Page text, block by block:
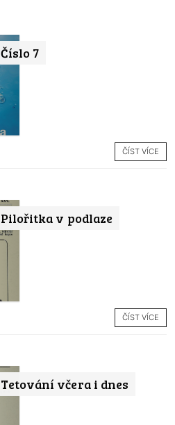
Číslo 7
ČÍST VÍCE
Pilořitka v podlaze
ČÍST VÍCE
Tetování včera i dnes